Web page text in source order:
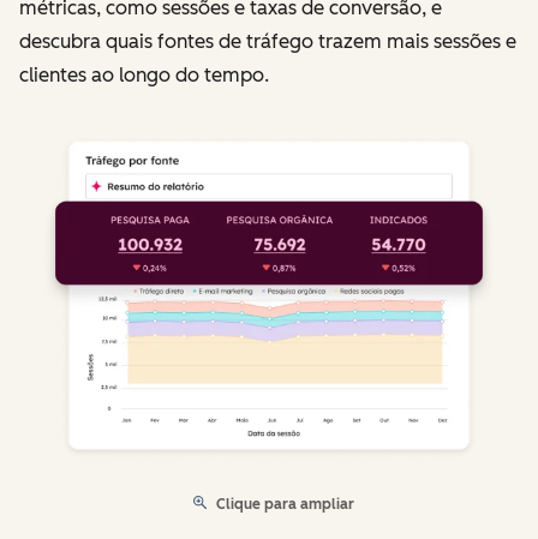
métricas, como sessões e taxas de conversão, e
descubra quais fontes de tráfego trazem mais sessões e
clientes ao longo do tempo.
Clique para ampliar